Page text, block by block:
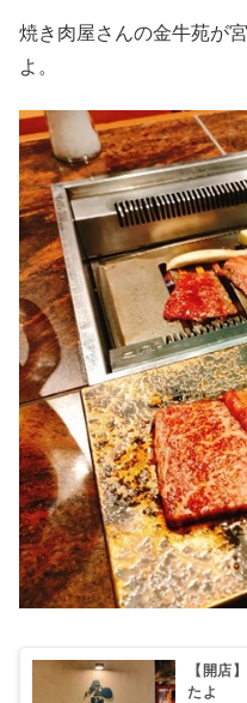
焼き肉屋さんの金牛苑が
よ。
【開店
たよ